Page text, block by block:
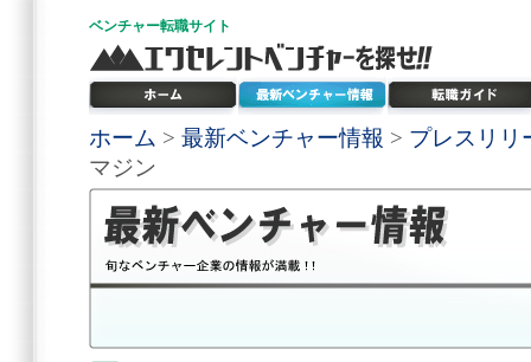
ベンチャー転職サイト
ホーム > 最新ベンチャー情報 > プレスリリ
マジン